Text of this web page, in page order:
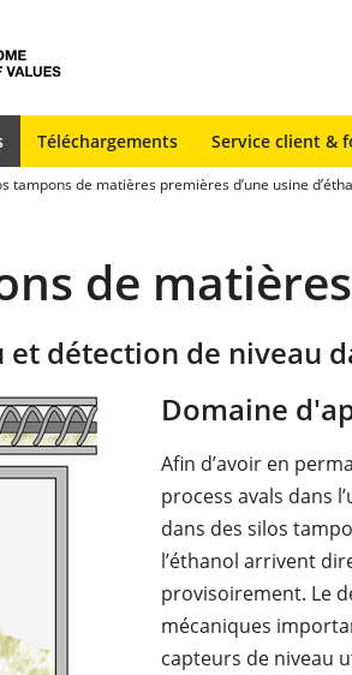
Téléchargements Service client &
tampons de matières premières d’une usine
de
et détection de niveau
Domaine
Afin d’avoir en
process avals dans
dans des silos
l’éthanol arrivent
provisoirement. Le
mécaniques
capteurs de niveau